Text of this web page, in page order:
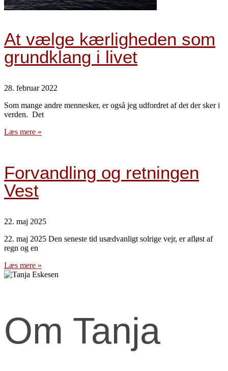
At vælge kærligheden som
grundklang i livet
28. februar 2022
Som mange andre mennesker, er også jeg udfordret af det der sker i
verden. Det
Læs mere »
Forvandling og retningen
Vest
22. maj 2025
22. maj 2025 Den seneste tid usædvanligt solrige vejr, er afløst af
regn og en
Læs mere »
Om Tanja